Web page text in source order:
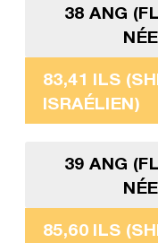
38 ANG
83,41 ILS
ISRAÉLIEN)
39 ANG
85,60 ILS